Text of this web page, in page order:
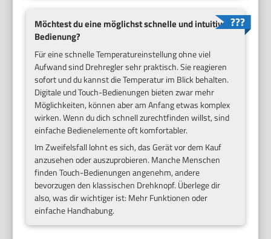
Möchtest du eine möglichst schnelle und intuitive
Bedienung?
Für eine schnelle Temperatureinstellung ohne viel
Aufwand sind Drehregler sehr praktisch. Sie reagieren
sofort und du kannst die Temperatur im Blick behalten.
Digitale und Touch-Bedienungen bieten zwar mehr
Möglichkeiten, können aber am Anfang etwas komplex
wirken. Wenn du dich schnell zurechtfinden willst, sind
einfache Bedienelemente oft komfortabler.
Im Zweifelsfall lohnt es sich, das Gerät vor dem Kauf
anzusehen oder auszuprobieren. Manche Menschen
finden Touch-Bedienungen angenehm, andere
bevorzugen den klassischen Drehknopf. Überlege dir
also, was dir wichtiger ist: Mehr Funktionen oder
einfache Handhabung.